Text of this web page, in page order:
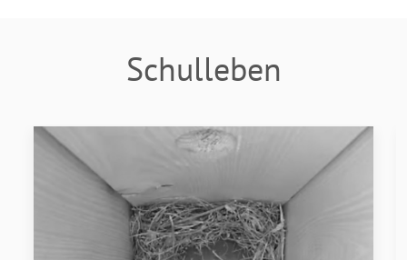
Schulleben